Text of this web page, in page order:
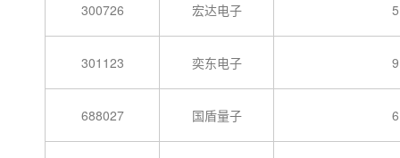
300726 宏达电子 5
301123 奕东电子 9
688027 国盾量子 6